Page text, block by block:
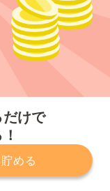
けで
める
運営会社